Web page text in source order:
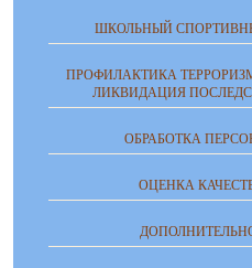
ШКОЛЬНЫЙ
ПРОФИЛАКТИКА
ЛИКВИДАЦИЯ
ОБРАБОТКА
ОЦЕНКА